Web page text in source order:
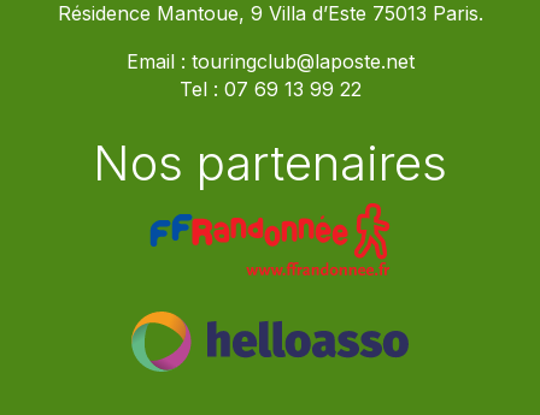
Résidence Mantoue, 9 Villa d’Este 75013 Paris.
Email : touringclub@laposte.net
Tel : 07 69 13 99 22
Nos partenaires